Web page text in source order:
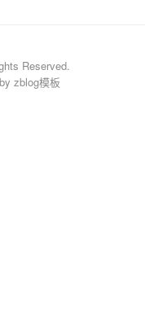
Reserved.
zblog模板